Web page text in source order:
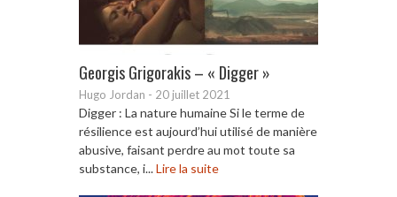
Georgis Grigorakis – « Digger »
Hugo Jordan - 20 juillet 2021
Digger : La nature humaine Si le terme de
résilience est aujourd’hui utilisé de manière
abusive, faisant perdre au mot toute sa
substance, i...Lire la suite